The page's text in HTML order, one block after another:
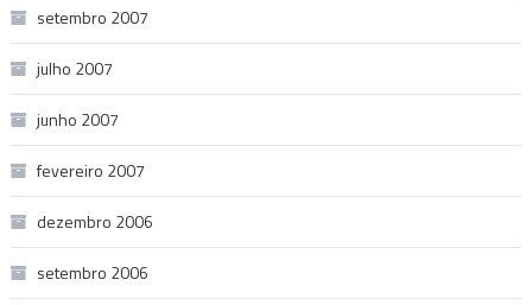
setembro 2007
julho 2007
junho 2007
fevereiro 2007
dezembro 2006
setembro 2006